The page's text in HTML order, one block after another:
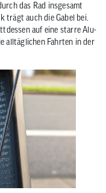
zu
gelangen.
Benutzer
können
Touch-
das Rad insgesamt
trägt auch die Gabel bei.
auf eine starre Alu-
alltäglichen Fahrten in der